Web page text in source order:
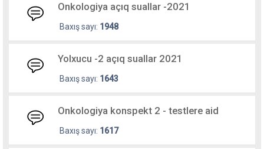
Onkologiya açıq suallar -2021
Baxış sayı: 1948
Yolxucu -2 açıq suallar 2021
Baxış sayı: 1643
Onkologiya konspekt 2 - testlere aid
Baxış sayı: 1617